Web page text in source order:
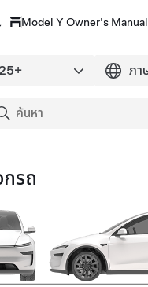
Model Y Owner's Manual
รถ